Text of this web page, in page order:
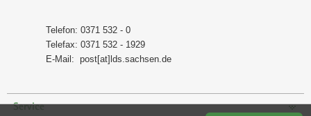
Te­le­fon: 0371 532 - 0
Te­le­fax: 0371 532 - 1929
E-​Mail: post[at]lds.sach­sen.de
Service